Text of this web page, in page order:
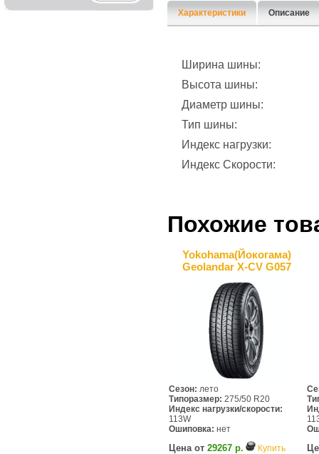
Характеристики Описание
Ширина шины:
Высота шины:
Диаметр шины:
Тип шины:
Индекс нагрузки:
Индекс Скорости:
Похожие
Yokohama(Йокогама)
Geolandar X-CV G057
Сезон: лето
Типоразмер: 275/50 R20
Индекс нагрузки/скорости:
113W
Ошиповка: нет
Цена от 29267 р. Купить